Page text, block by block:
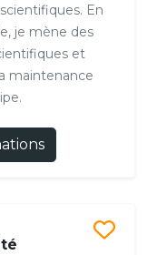
En
je mène des
et
maintenance